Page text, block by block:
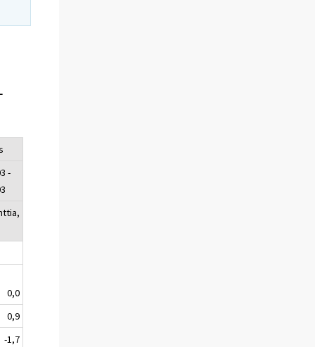
-
0,0
0,9
-1,7